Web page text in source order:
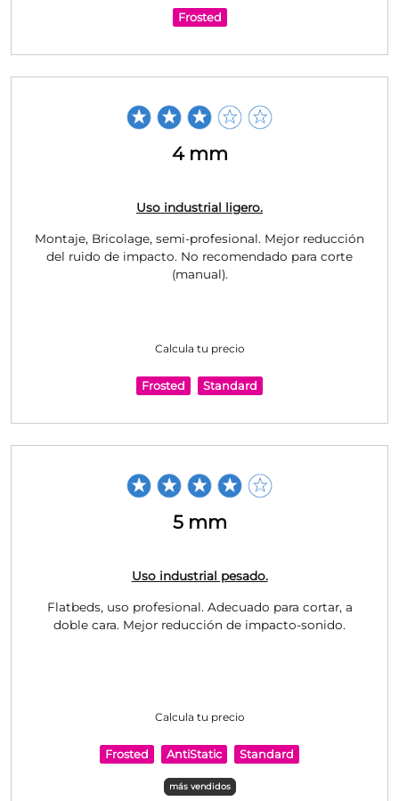
Frosted
4 mm
Uso industrial ligero.
Montaje, Bricolage, semi-profesional. Mejor reducción
del ruido de impacto. No recomendado para corte
(manual).
Calcula tu precio
Frosted Standard
5 mm
Uso industrial pesado.
Flatbeds, uso profesional. Adecuado para cortar, a
doble cara. Mejor reducción de impacto-sonido.
Calcula tu precio
Frosted AntiStatic Standard
más vendidos